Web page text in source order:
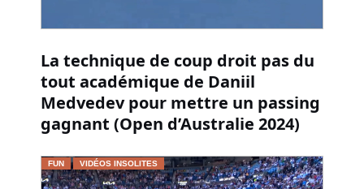
La technique de coup droit pas du
tout académique de Daniil
Medvedev pour mettre un passing
gagnant (Open d’Australie 2024)
FUN VIDÉOS INSOLITES